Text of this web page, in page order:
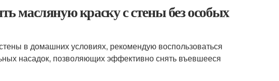
масляную краску с стены без особых
в домашних условиях, рекомендую воспользоваться
насадок, позволяющих эффективно снять въевшееся